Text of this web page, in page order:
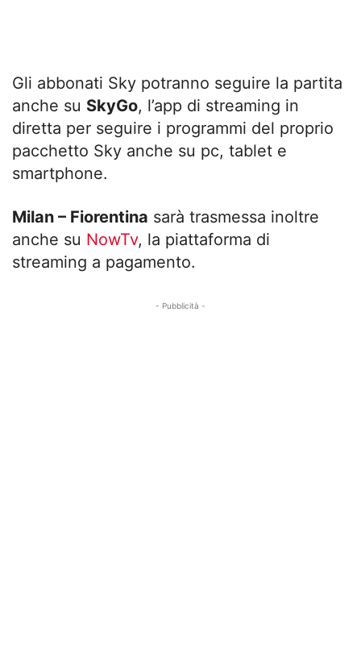
Gli abbonati Sky potranno seguire la partita
anche su SkyGo, l’app di streaming in
diretta per seguire i programmi del proprio
pacchetto Sky anche su pc, tablet e
smartphone.
Milan – Fiorentina sarà trasmessa inoltre
anche su NowTv, la piattaforma di
streaming a pagamento.
- Pubblicità -